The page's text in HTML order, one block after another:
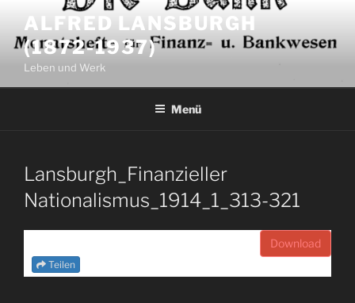
Inhalt
springen
ALFRED LANSBURGH
(1872-1937)
Leben und Werk
Menü
Lansburgh_Finanzieller
Nationalismus_1914_1_313-321
Download
Teilen